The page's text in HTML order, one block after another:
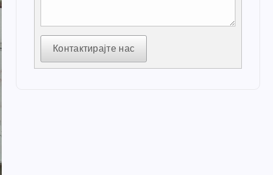
Контактирајте нас